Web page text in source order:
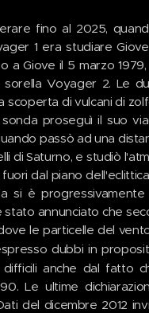
fino al 2025,
1 era studiare
a Giove il 5 marzo
Voyager 2. Le
di vulcani di
sonda proseguì il suo
passò ad una
di Saturno, e studiò
dal piano
si è
annunciato che
le particelle del
dubbi in
difficili anche dal fatto
Le ultime
del dicembre 2012